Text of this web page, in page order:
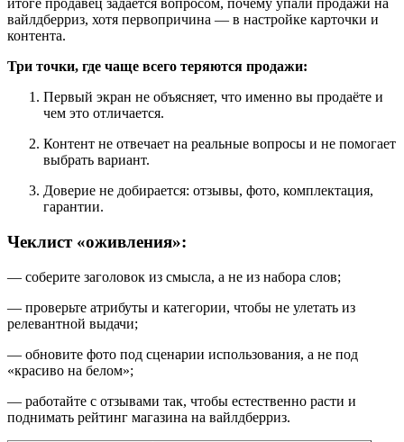
итоге продавец задаётся вопросом, почему упали продажи на
вайлдберриз, хотя первопричина — в настройке карточки и
контента.
Три точки, где чаще всего теряются продажи:
Первый экран не объясняет, что именно вы продаёте и
чем это отличается.
Контент не отвечает на реальные вопросы и не помогает
выбрать вариант.
Доверие не добирается: отзывы, фото, комплектация,
гарантии.
Чеклист «оживления»:
— соберите заголовок из смысла, а не из набора слов;
— проверьте атрибуты и категории, чтобы не улетать из
релевантной выдачи;
— обновите фото под сценарии использования, а не под
«красиво на белом»;
— работайте с отзывами так, чтобы естественно расти и
поднимать рейтинг магазина на вайлдберриз.